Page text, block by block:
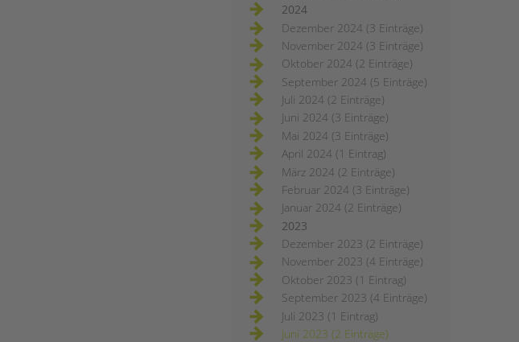
2024
Dezember 2024 (3 Einträge)
November 2024 (3 Einträge)
Oktober 2024 (2 Einträge)
September 2024 (5 Einträge)
Juli 2024 (2 Einträge)
Juni 2024 (3 Einträge)
Mai 2024 (3 Einträge)
April 2024 (1 Eintrag)
März 2024 (2 Einträge)
Februar 2024 (3 Einträge)
Januar 2024 (2 Einträge)
2023
Dezember 2023 (2 Einträge)
November 2023 (4 Einträge)
Oktober 2023 (1 Eintrag)
September 2023 (4 Einträge)
Juli 2023 (1 Eintrag)
Juni 2023 (2 Einträge)